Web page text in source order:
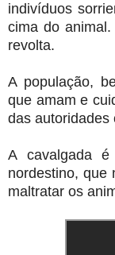
indivíduos
cima do
revolta.
A população,
que amam e
das autoridades
A cavalgada
nordestino, que
maltratar os